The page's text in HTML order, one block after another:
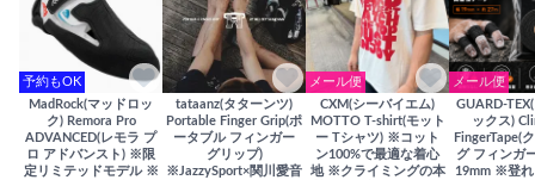
予約もOK
MadRock(マッドロッ
ク) Remora Pro
ADVANCED(レモラ プ
ロ アドバンスト) ※限
定リミテッドモデル ※
tataanz(タターンツ)
Portable Finger Grip(ポ
ータブル フィンガー
グリップ)
※JazzySport×関川愛音
メール便
CXM(シーバイエム)
MOTTO T-shirt(モット
ー Tシャツ) ※コット
ン100%で最適な着心
地 ※クライミングの本
メール便
GUARD-
ックス)
FingerTape(
グ フィンガ
19mm ※登れ